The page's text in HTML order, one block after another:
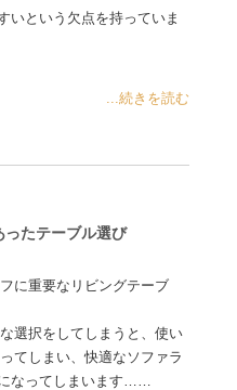
いという欠点を持っていま
...続きを読む
ったテーブル選び
に重要なリビングテーブ
選択をしてしまうと、使い
てしまい、快適なソファラ
なってしまいます……